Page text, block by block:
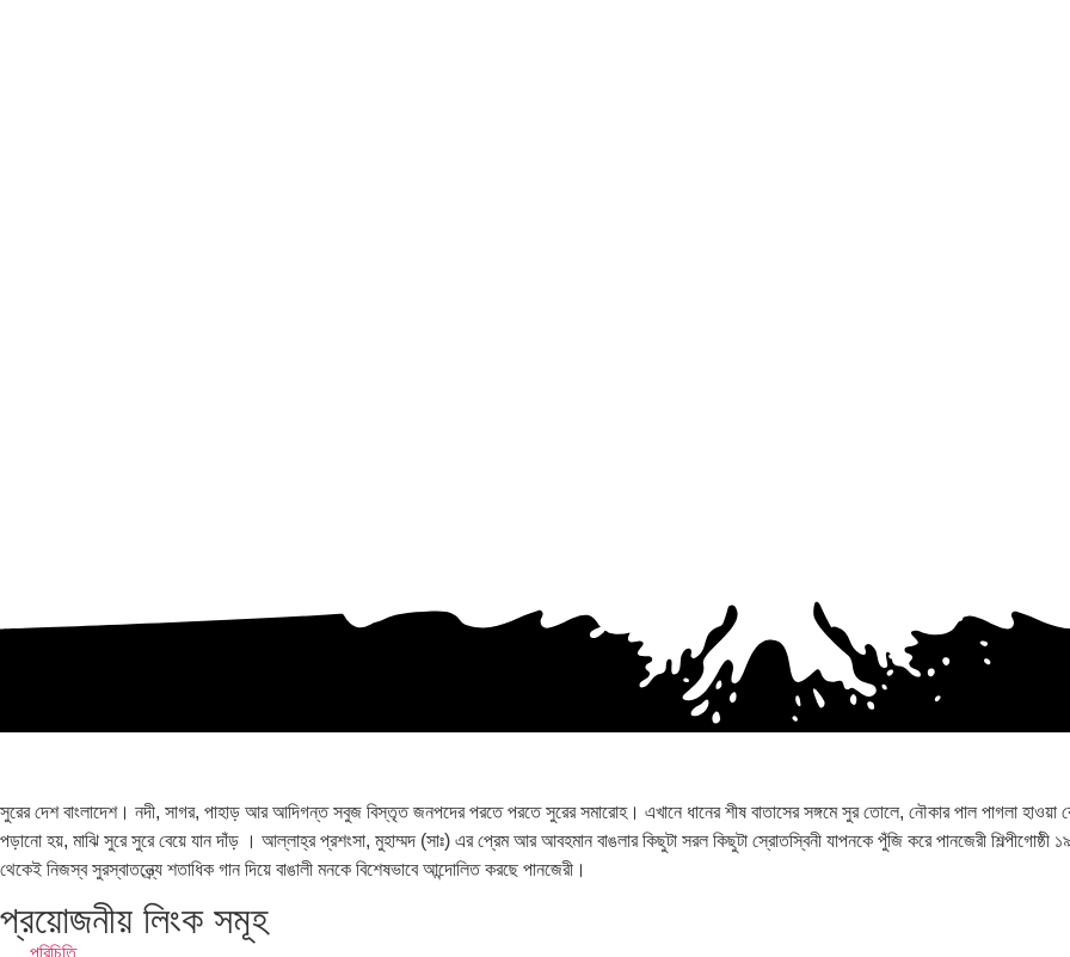
সুরের দেশ বাংলাদেশ। নদী, সাগর, পাহাড় আর আদিগন্ত সবুজ বিস্তৃত জনপদের পরতে পরতে সুরের সমারোহ। এখানে ধানের শীষ বাতাসের সঙ্গমে সুর তোলে, নৌকার পাল পাগলা হাওয়া
পড়ানো হয়, মাঝি সুরে সুরে বেয়ে যান দাঁড় । আল্লাহ্র প্রশংসা, মুহাম্মদ (সাঃ) এর প্রেম আর আবহমান বাঙলার কিছুটা সরল কিছুটা স্রোতস্বিনী যাপনকে পুঁজি করে পানজেরী শিল্পীগোষ্ঠী
থেকেই নিজস্ব সুরস্বাতন্ত্র্যে শতাধিক গান দিয়ে বাঙালী মনকে বিশেষভাবে আন্দোলিত করছে পানজেরী।
প্রয়োজনীয় লিংক সমূহ